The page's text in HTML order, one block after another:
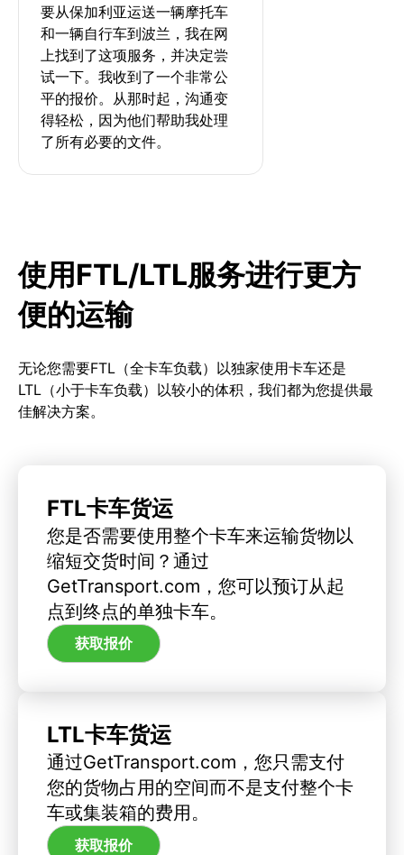
要从保加利亚运送一辆摩托车
和一辆自行车到波兰，我在网
上找到了这项服务，并决定尝
试一下。我收到了一个非常公
平的报价。从那时起，沟通变
得轻松，因为他们帮助我处理
了所有必要的文件。
使用FTL/LTL服务进行更方
便的运输
无论您需要FTL（全卡车负载）以独家使用卡车还是
LTL（小于卡车负载）以较小的体积，我们都为您提供最
佳解决方案。
FTL卡车货运
您是否需要使用整个卡车来运输货物以
缩短交货时间？通过
GetTransport.com，您可以预订从起
点到终点的单独卡车。
获取报价
LTL卡车货运
通过GetTransport.com，您只需支付
您的货物占用的空间而不是支付整个卡
车或集装箱的费用。
获取报价